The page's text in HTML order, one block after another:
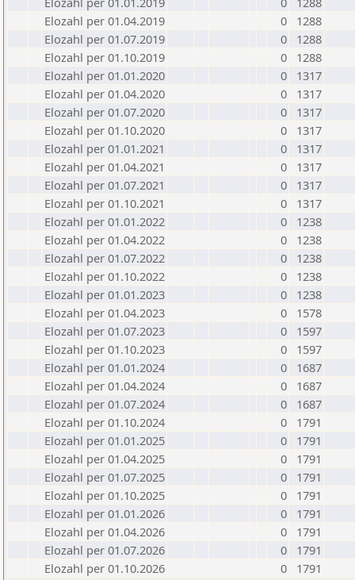
Elozahl per 01.04.2019
0
1288
Elozahl per 01.07.2019
0
1288
Elozahl per 01.10.2019
0
1288
Elozahl per 01.01.2020
0
1317
Elozahl per 01.04.2020
0
1317
Elozahl per 01.07.2020
0
1317
Elozahl per 01.10.2020
0
1317
Elozahl per 01.01.2021
0
1317
Elozahl per 01.04.2021
0
1317
Elozahl per 01.07.2021
0
1317
Elozahl per 01.10.2021
0
1317
Elozahl per 01.01.2022
0
1238
Elozahl per 01.04.2022
0
1238
Elozahl per 01.07.2022
0
1238
Elozahl per 01.10.2022
0
1238
Elozahl per 01.01.2023
0
1238
Elozahl per 01.04.2023
0
1578
Elozahl per 01.07.2023
0
1597
Elozahl per 01.10.2023
0
1597
Elozahl per 01.01.2024
0
1687
Elozahl per 01.04.2024
0
1687
Elozahl per 01.07.2024
0
1687
Elozahl per 01.10.2024
0
1791
Elozahl per 01.01.2025
0
1791
Elozahl per 01.04.2025
0
1791
Elozahl per 01.07.2025
0
1791
Elozahl per 01.10.2025
0
1791
Elozahl per 01.01.2026
0
1791
Elozahl per 01.04.2026
0
1791
Elozahl per 01.07.2026
0
1791
Elozahl per 01.10.2026
0 1791